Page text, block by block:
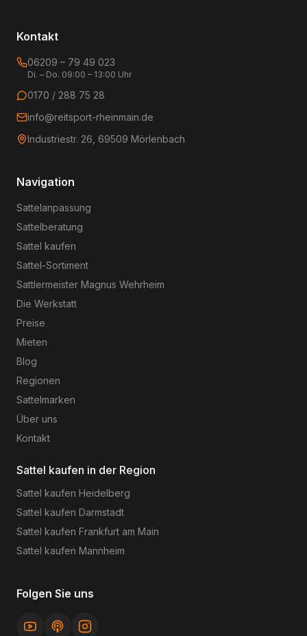
Kontakt
06209 – 79 49 023
Di. – Do. 09:00 – 13:00 Uhr
0170 / 288 75 28
info@reitsport-rheinmain.de
Industriestr. 26, 69509 Mörlenbach
Navigation
Sattelanpassung
Sattelberatung
Sattel kaufen
Sattel-Sortiment
Sattlermeister Magnus Wehrheim
Die Werkstatt
Preise
Mieten
Blog
Regionen
Sattelmarken
Über uns
Kontakt
Sattel kaufen in der Region
Sattel kaufen Heidelberg
Sattel kaufen Darmstadt
Sattel kaufen Frankfurt am Main
Sattel kaufen Mannheim
Folgen Sie uns